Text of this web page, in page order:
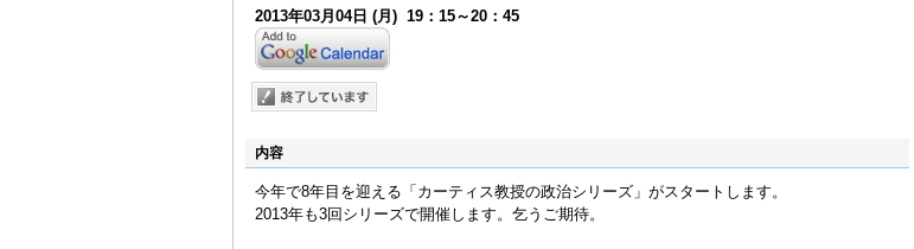
2013年03月04日 (月) 19：15～20：45
内容
今年で8年目を迎える「カーティス教授の政治シリーズ」がスタートします。
2013年も3回シリーズで開催します。乞うご期待。